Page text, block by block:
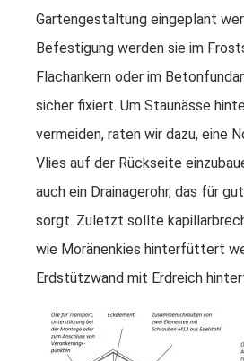
Gartengestaltung eingeplant
Befestigung werden sie im
Flachankern oder im
sicher fixiert. Um Staunässe
vermeiden, raten wir dazu, eine
Vlies auf der Rückseite
auch ein Drainagerohr, das für
sorgt. Zuletzt sollte
wie Moränenkies hinterfüttert
Erdstützwand mit Erdreich